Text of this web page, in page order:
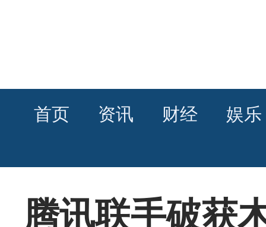
首页 资讯 财经 娱乐
腾讯联手破获